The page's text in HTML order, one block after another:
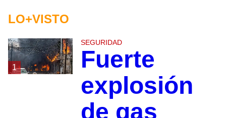
LO+VISTO
1
SEGURIDAD
Fuerte
explosión
de gas